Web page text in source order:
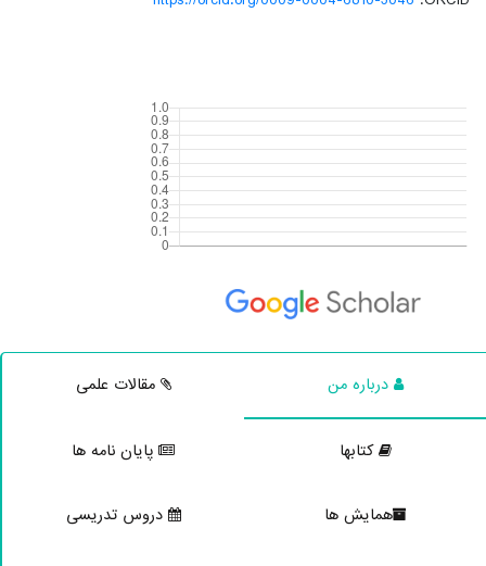
درباره من مقالات علمی
کتابها پایان نامه ها
همایش ها دروس تدریسی